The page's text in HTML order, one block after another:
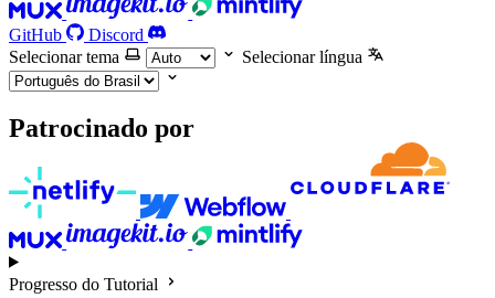
GitHub
Discord
Selecionar tema
Selecionar língua
Patrocinado por
Progresso do Tutorial